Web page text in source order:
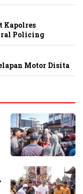
Kapolres
Policing
Motor Disita